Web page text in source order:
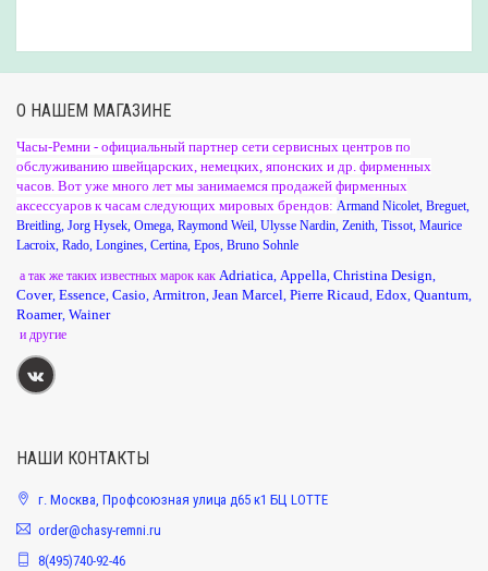
О НАШЕМ МАГАЗИНЕ
Часы-Ремни - официальный партнер сети сервисных центров по
обслуживанию швейцарских, немецких, японских и др. фирменных
часов. Вот уже много лет мы занимаемся продажей фирменных
аксессуаров к часам следующих мировых брендов: Armand Nicolet Breguet
Breitling Jorg Hysek Omega Raymond Weil Ulysse Nardin Zenith Tissot Maurice
Lacroix Rado Longines Certina Epos Bruno Sohnle
а так же таких известных марок как Adriatica Appella Christina Design
Cover, Essence Casio Armitron Jean Marcel Pierre Ricaud Edox Quantum
Roamer, Wainer
и другие
НАШИ КОНТАКТЫ
г. Москва, Профсоюзная улица д65 к1 БЦ LOTTE
order@chasy-remni.ru
8(495)740-92-46